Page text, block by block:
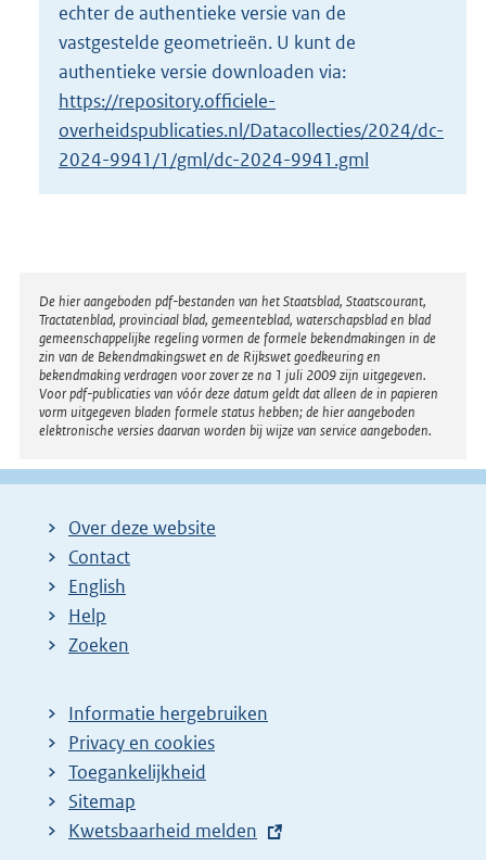
1
,
8
echter de authentieke versie van de
vastgestelde geometrieën. U kunt de
authentieke versie downloaden via:
https://repository.officiele-
overheidspublicaties.nl/Datacollecties/2024/dc-
2024-9941/1/gml/dc-2024-9941.gml
Disclaimer
De hier aangeboden pdf-bestanden van het Staatsblad, Staatscourant,
Tractatenblad, provinciaal blad, gemeenteblad, waterschapsblad en blad
gemeenschappelijke regeling vormen de formele bekendmakingen in de
zin van de Bekendmakingswet en de Rijkswet goedkeuring en
bekendmaking verdragen voor zover ze na 1 juli 2009 zijn uitgegeven.
Voor pdf-publicaties van vóór deze datum geldt dat alleen de in papieren
vorm uitgegeven bladen formele status hebben; de hier aangeboden
elektronische versies daarvan worden bij wijze van service aangeboden.
Over deze website
Contact
English
Help
Zoeken
Informatie hergebruiken
Privacy en cookies
Toegankelijkheid
Sitemap
E
Kwetsbaarheid melden